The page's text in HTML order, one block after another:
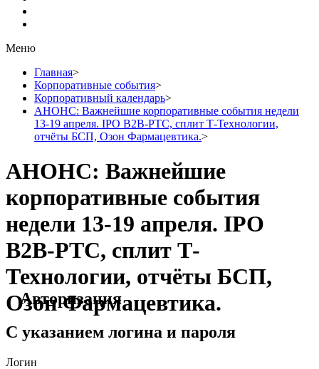
Меню
Главная>
Корпоративные события>
Корпоративный календарь>
АНОНС: Важнейшие корпоративные события недели
13-19 апреля. IPO B2B-РТС, сплит Т-Технологии,
отчёты БСП, Озон Фармацевтика.>
АНОНС: Важнейшие
корпоративные события
недели 13-19 апреля. IPO
B2B-РТС, сплит Т-
Технологии, отчёты БСП,
Озон Фармацевтика.
Авторизация
С указанием логина и пароля
Логин